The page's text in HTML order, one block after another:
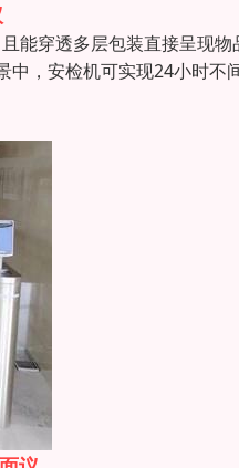
能穿透多层包装直接呈现
，安检机可实现24小时